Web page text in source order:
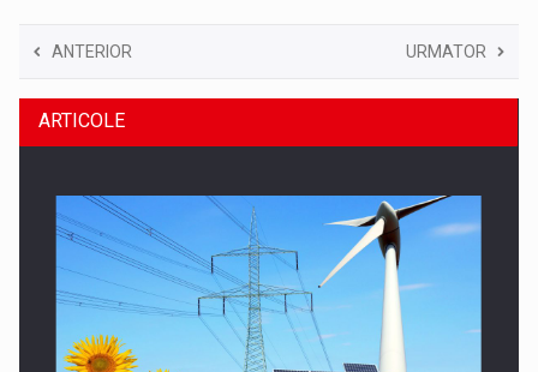
ANTERIOR URMATOR
ARTICOLE